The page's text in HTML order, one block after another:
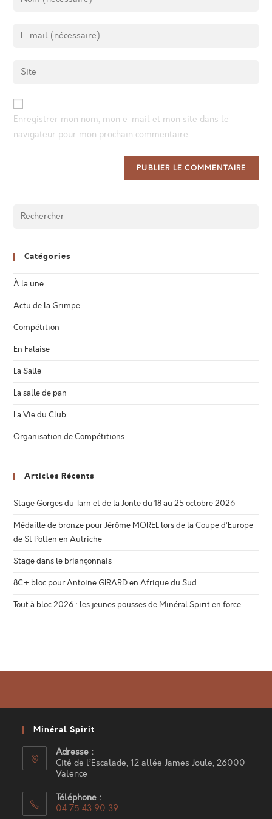
Enregistrer mon nom, mon e-mail et mon site dans le
navigateur pour mon prochain commentaire.
Catégories
À la une
Actu de la Grimpe
Compétition
En Falaise
La Salle
La salle de pan
La Vie du Club
Organisation de Compétitions
Articles Récents
Stage Gorges du Tarn et de la Jonte du 18 au 25 octobre 2026
Médaille de bronze pour Jérôme MOREL lors de la Coupe d’Europe
de St Polten en Autriche
Stage dans le briançonnais
8C+ bloc pour Antoine GIRARD en Afrique du Sud
Tout à bloc 2026 : les jeunes pousses de Minéral Spirit en force
Minéral Spirit
Adresse :
Cité de l’Escalade, 12 allée James Joule, 26000
Valence
Téléphone :
04 75 43 90 39